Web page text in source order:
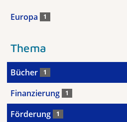
Europa 1
Thema
Bücher 1
Finanzierung 1
Förderung 1